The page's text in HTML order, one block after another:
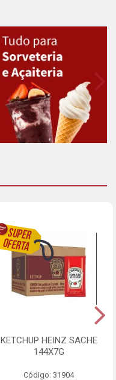
KETCHUP HEINZ SACHE
144X7G
Código: 31904